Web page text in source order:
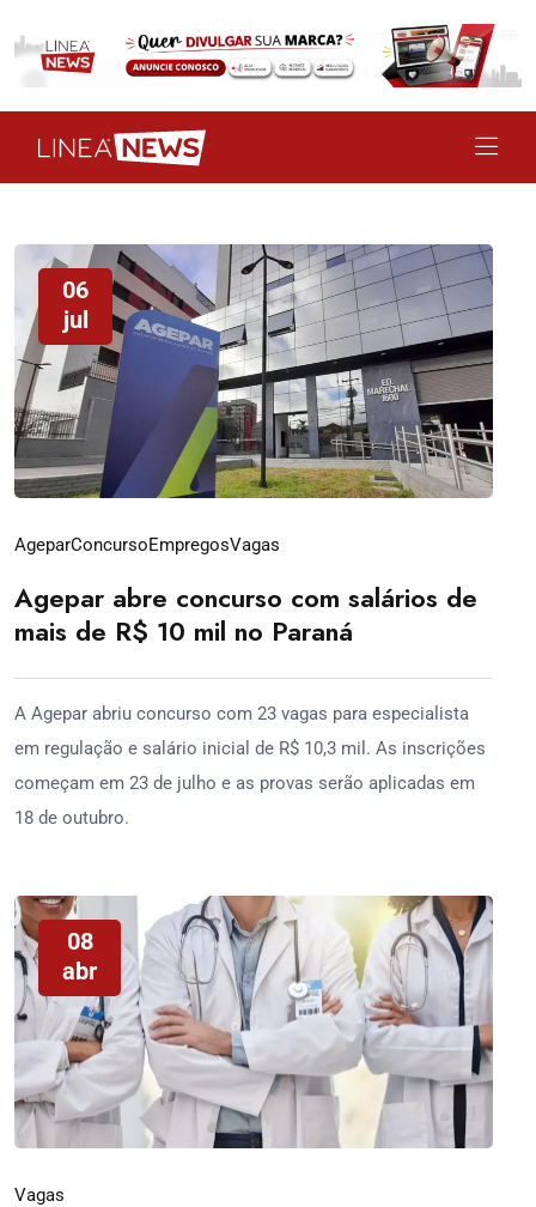
06
jul
AgeparConcursoEmpregosVagas
Agepar abre concurso com salários de
mais de R$ 10 mil no Paraná
A Agepar abriu concurso com 23 vagas para especialista
em regulação e salário inicial de R$ 10,3 mil. As inscrições
começam em 23 de julho e as provas serão aplicadas em
18 de outubro.
08
abr
Vagas